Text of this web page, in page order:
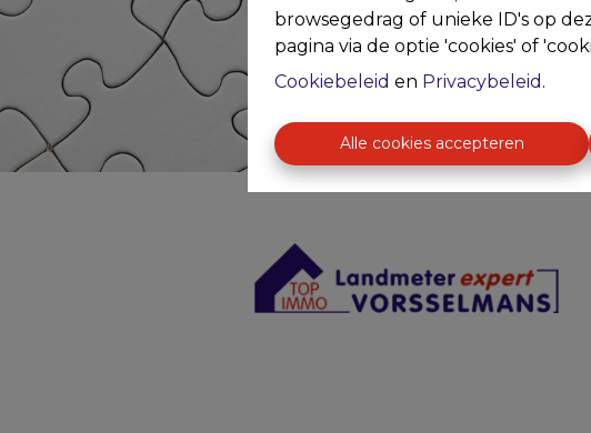
browsegedrag of unieke ID's op
pagina via de optie 'cookies' of
Cookiebeleid en Privacybeleid .
Alle cookies accepteren